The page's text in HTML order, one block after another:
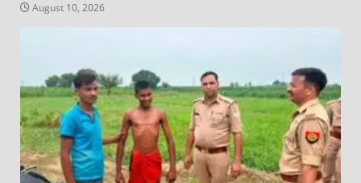
August 10, 2026